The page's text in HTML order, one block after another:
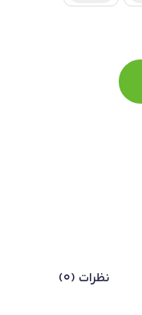
نظرات (0)